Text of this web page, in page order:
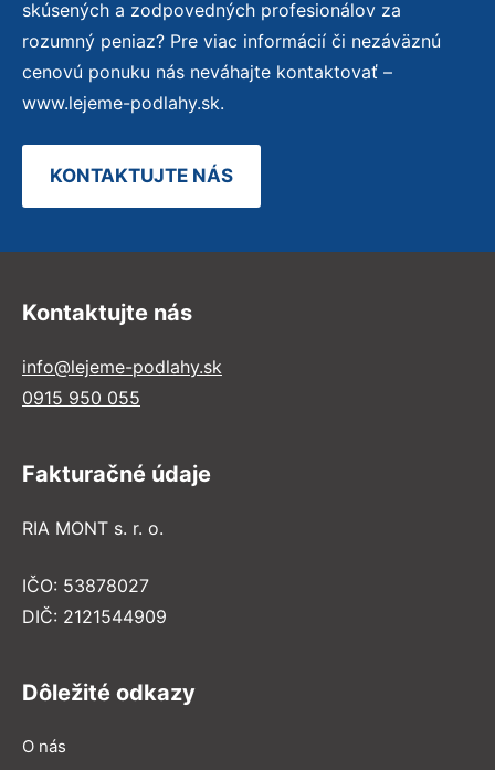
skúsených a zodpovedných profesionálov za
rozumný peniaz? Pre viac informácií či nezáväznú
cenovú ponuku nás neváhajte kontaktovať –
www.lejeme-podlahy.sk.
KONTAKTUJTE NÁS
Kontaktujte nás
info@lejeme-podlahy.sk
0915 950 055
Fakturačné údaje
RIA MONT s. r. o.
IČO: 53878027
DIČ: 2121544909
Dôležité odkazy
O nás